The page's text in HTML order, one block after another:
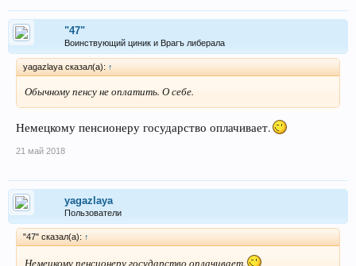
"47"
Воинствующий циник и Врагъ либерала
yagazlaya сказал(а): ↑
Обычному пенсу не оплатить. О себе.
Немецкому пенсионеру государство оплачивает.
21 май 2018
yagazlaya
Пользователи
"47" сказал(а): ↑
Немецкому пенсионеру государство оплачивает.